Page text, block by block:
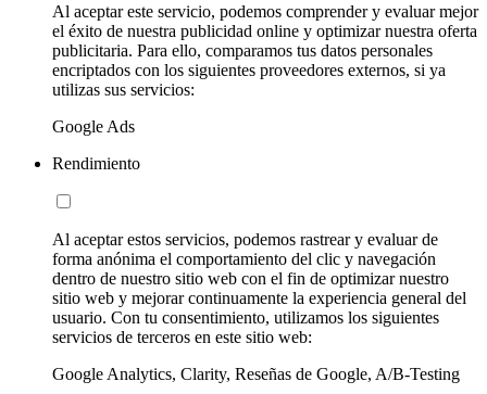
Al aceptar este servicio, podemos comprender y evaluar mejor
el éxito de nuestra publicidad online y optimizar nuestra oferta
publicitaria. Para ello, comparamos tus datos personales
encriptados con los siguientes proveedores externos, si ya
utilizas sus servicios:
Google Ads
Rendimiento
Al aceptar estos servicios, podemos rastrear y evaluar de
forma anónima el comportamiento del clic y navegación
dentro de nuestro sitio web con el fin de optimizar nuestro
sitio web y mejorar continuamente la experiencia general del
usuario. Con tu consentimiento, utilizamos los siguientes
servicios de terceros en este sitio web:
Google Analytics, Clarity, Reseñas de Google, A/B-Testing